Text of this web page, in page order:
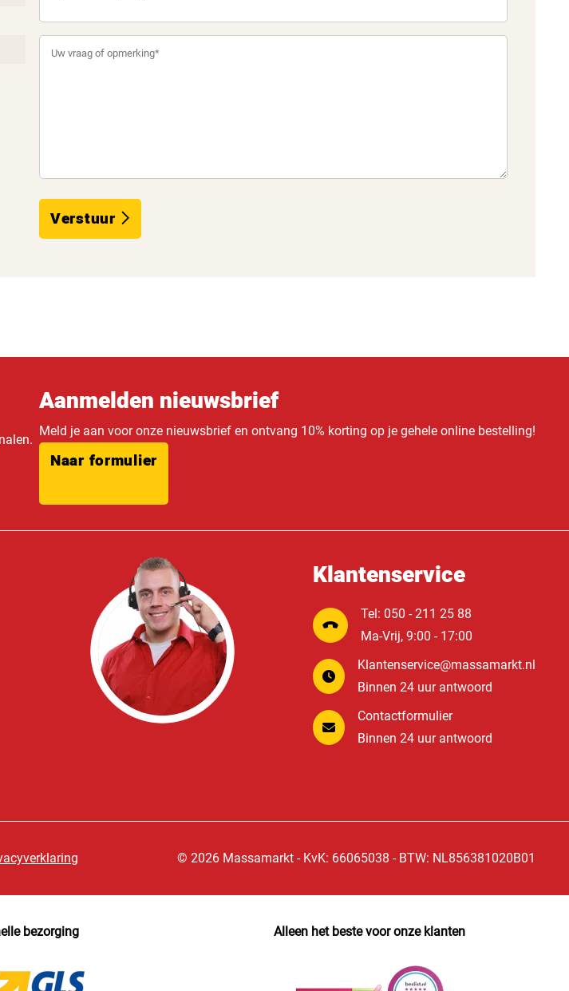
Verstuur
Aanmelden nieuwsbrief
Meld je aan voor onze nieuwsbrief en ontvang 10% korting op je gehele online bestelling!
Naar formulier
Klantenservice
Tel: 050 - 211 25 88
Ma-Vrij, 9:00 - 17:00
Klantenservice@massamarkt.nl
Binnen 24 uur antwoord
Contactformulier
Binnen 24 uur antwoord
© 2026 Massamarkt - KvK: 66065038 - BTW: NL856381020B01
bezorging Alleen het beste voor onze klanten